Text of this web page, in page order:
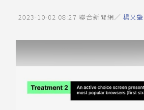
2023-10-02 08:27 聯合新聞網／ 楊又肇